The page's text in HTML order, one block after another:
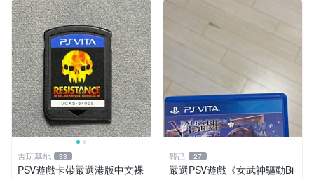
古玩基地 33
PSV遊戲卡帶嚴選港版中文裸
觀己 27
嚴選PSV遊戲《女武神驅動Bi